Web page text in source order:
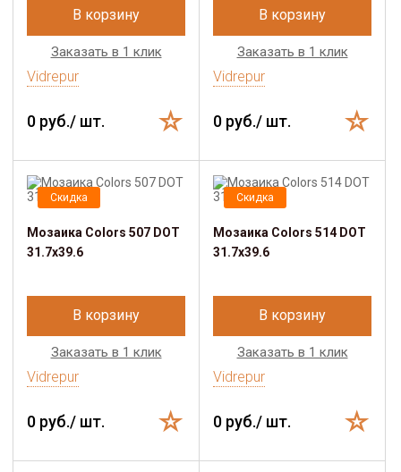
В корзину
Заказать в 1 клик
Vidrepur
0 руб./ шт.
В корзину
Заказать в 1 клик
Vidrepur
0 руб./ шт.
Скидка
Мозаика Colors 507 DOT
31.7х39.6
В корзину
Заказать в 1 клик
Vidrepur
0 руб./ шт.
Скидка
Мозаика Colors 514 DOT
31.7х39.6
В корзину
Заказать в 1 клик
Vidrepur
0 руб./ шт.